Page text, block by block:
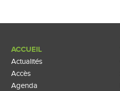
ACCUEIL
Actualités
Accès
Agenda